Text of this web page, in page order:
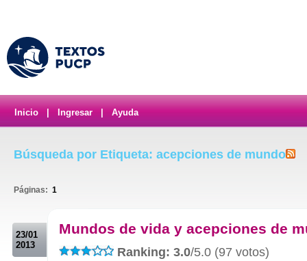
Inicio Ingresar Ayuda
Búsqueda por Etiqueta: acepciones de mundo
Páginas: 1
23/01
2013
Mundos de vida y acepciones de
Ranking: 3.0/5.0 (97 votos)